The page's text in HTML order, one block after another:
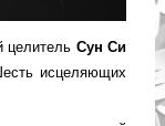
целитель Сун Си
исцеляющих